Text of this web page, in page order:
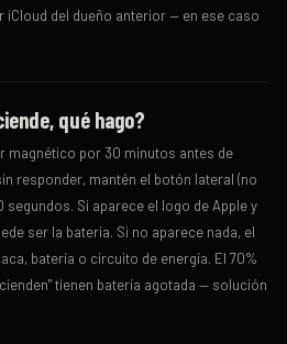
iCloud del dueño anterior — en ese caso
qué hago?
magnético por 30 minutos antes de
responder, mantén el botón lateral (no
segundos. Si aparece el logo de Apple y
ser la batería. Si no aparece nada, el
batería o circuito de energía. El 70%
tienen batería agotada — solución